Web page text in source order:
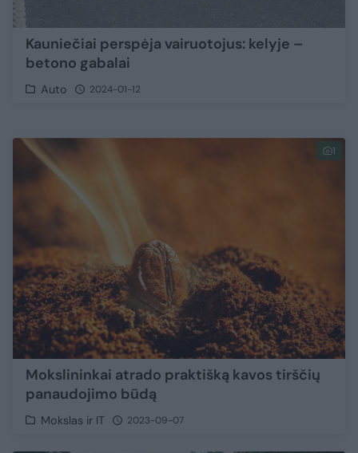
Kauniečiai perspėja vairuotojus: kelyje –
betono gabalai
Auto 2024-01-12
1
Mokslininkai atrado praktišką kavos tirščių
panaudojimo būdą
Mokslas ir IT 2023-09-07